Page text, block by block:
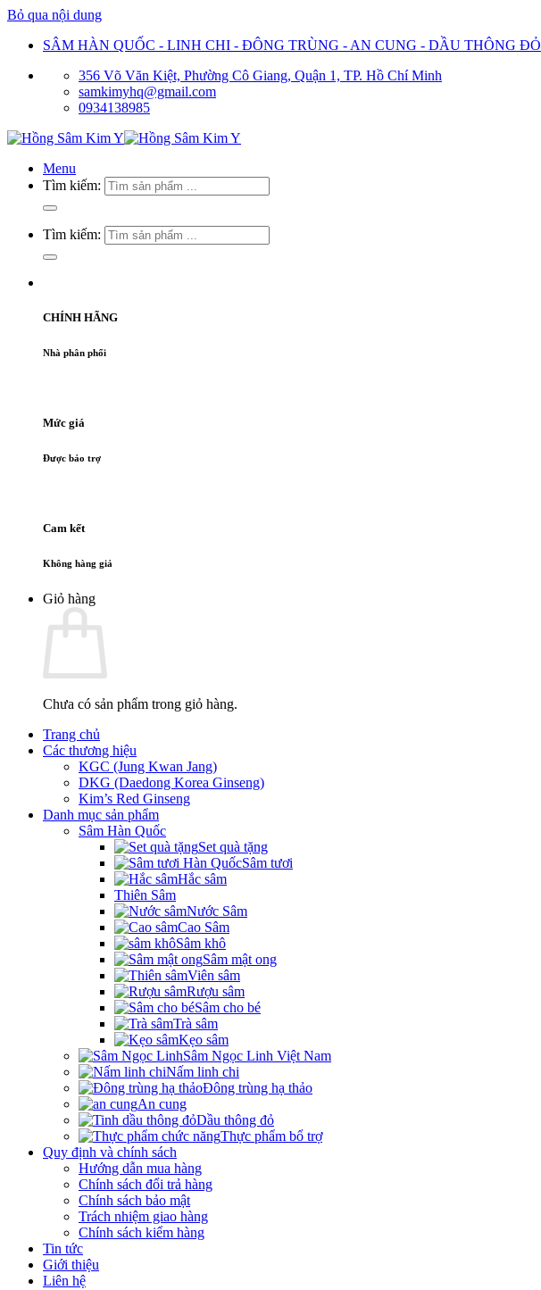
Bỏ qua nội dung
SÂM HÀN QUỐC - LINH CHI - ĐÔNG TRÙNG - AN CUNG - DẦU THÔNG ĐỎ
356 Võ Văn Kiệt, Phường Cô Giang, Quận 1, TP. Hồ Chí Minh
samkimyhq@gmail.com
0934138985
Menu
Tìm kiếm:
Tìm kiếm:
CHÍNH HÃNG
Nhà phân phối
Mức giá
Được bảo trợ
Cam kết
Không hàng giả
Giỏ hàng
Chưa có sản phẩm trong giỏ hàng.
Trang chủ
Các thương hiệu
KGC (Jung Kwan Jang)
DKG (Daedong Korea Ginseng)
Kim’s Red Ginseng
Danh mục sản phẩm
Sâm Hàn Quốc
Set quà tặng
Sâm tươi
Hắc sâm
Thiên Sâm
Nước Sâm
Cao Sâm
Sâm khô
Sâm mật ong
Viên sâm
Rượu sâm
Sâm cho bé
Trà sâm
Kẹo sâm
Sâm Ngọc Linh Việt Nam
Nấm linh chi
Đông trùng hạ thảo
An cung
Dầu thông đỏ
Thực phẩm bổ trợ
Quy định và chính sách
Hướng dẫn mua hàng
Chính sách đổi trả hàng
Chính sách bảo mật
Trách nhiệm giao hàng
Chính sách kiểm hàng
Tin tức
Giới thiệu
Liên hệ